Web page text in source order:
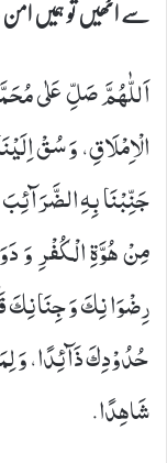
سے اٹھیں تو ہمیں
اَللّٰهُمَّ صَلِّ عَلٰى
الْاِمْلَاقِ، وَ سُقْ
جَنِّبْنَا بِهِ
مِنْ هُوَّةِ الْكُفْرِ وَ
رِضْوَانِكَ وَ جِنَانِكَ
حُدُوْدِكَ ذَآئِدًا، وَ
شَاهِدًا.